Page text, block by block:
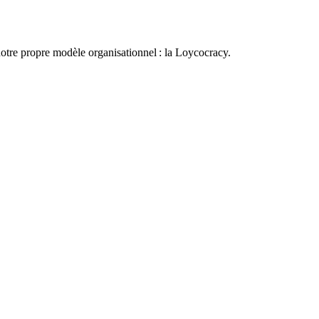
propre modèle organisationnel : la Loycocracy.